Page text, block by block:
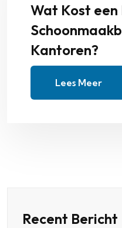
Wat Kost
Kantoren?
Lees Meer
Recent Bericht